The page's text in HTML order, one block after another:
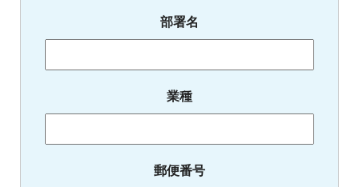
部署名
業種
郵便番号